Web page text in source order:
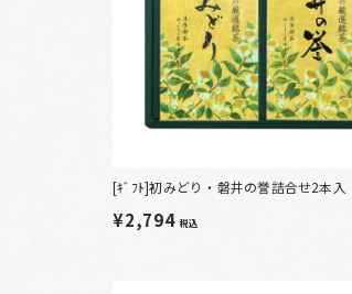
[ｷﾞﾌﾄ]初みどり・磐井の誉詰合せ2本入
¥2,794税込